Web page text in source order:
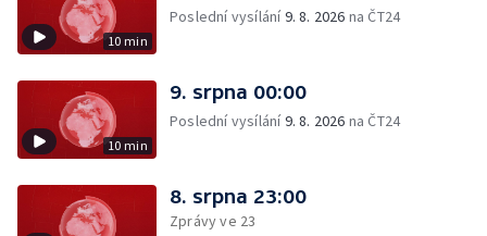
10 min
Poslední vysílání9. 8. 2026 na ČT24
10 min
9. srpna 00:00
Poslední vysílání9. 8. 2026 na ČT24
8. srpna 23:00
Zprávy ve 23